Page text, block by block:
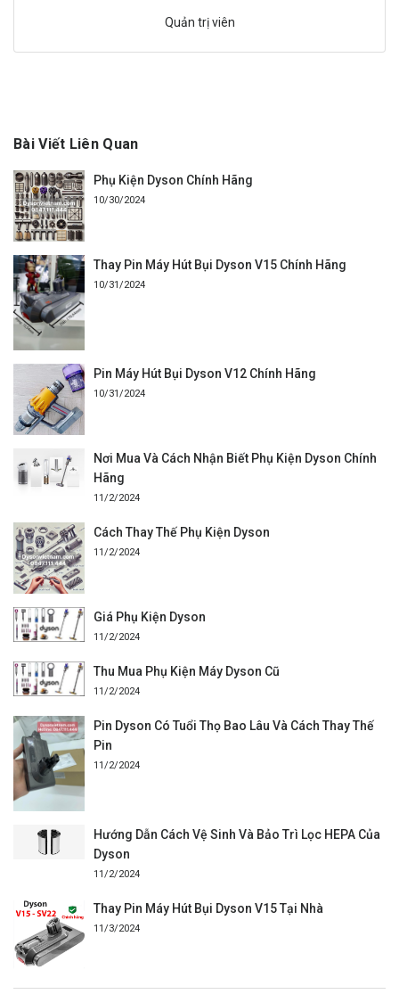
Quản trị viên
Bài Viết Liên Quan
Phụ Kiện Dyson Chính Hãng
10/30/2024
Thay Pin Máy Hút Bụi Dyson V15 Chính Hãng
10/31/2024
Pin Máy Hút Bụi Dyson V12 Chính Hãng
10/31/2024
Nơi Mua Và Cách Nhận Biết Phụ Kiện Dyson Chính
Hãng
11/2/2024
Cách Thay Thế Phụ Kiện Dyson
11/2/2024
Giá Phụ Kiện Dyson
11/2/2024
Thu Mua Phụ Kiện Máy Dyson Cũ
11/2/2024
Pin Dyson Có Tuổi Thọ Bao Lâu Và Cách Thay Thế
Pin
11/2/2024
Hướng Dẫn Cách Vệ Sinh Và Bảo Trì Lọc HEPA Của
Dyson
11/2/2024
Thay Pin Máy Hút Bụi Dyson V15 Tại Nhà
11/3/2024